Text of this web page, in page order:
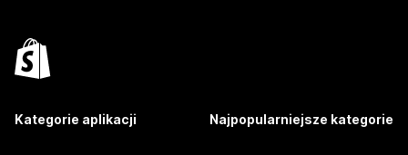
Kategorie aplikacji Najpopularniejsze kategorie